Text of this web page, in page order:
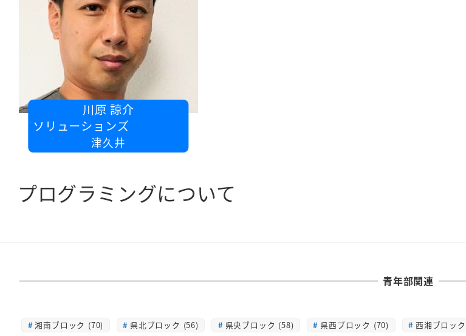
川原 諒介
ソリューションズ
津久井
プログラミングについて
青年部関連
湘南ブロック (70) 県北ブロック (56) 県央ブロック (58) 県西ブロック (70)
西湘ブロッ